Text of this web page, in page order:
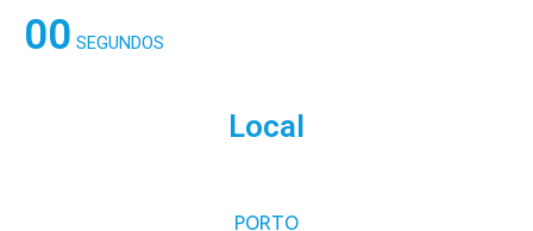
00 SEGUNDOS
Local
PORTO